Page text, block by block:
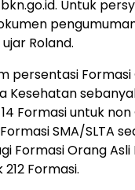
Untuk
Roland.
persentasi Formasi
Kesehatan
Formasi untuk non
SMA/SLTA
Formasi Orang Asli
Formasi.